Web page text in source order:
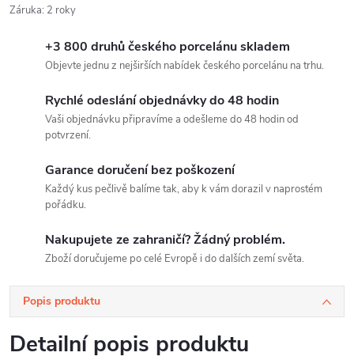
Záruka: 2 roky
+3 800 druhů českého porcelánu skladem
Objevte jednu z nejširších nabídek českého porcelánu na trhu.
Rychlé odeslání objednávky do 48 hodin
Vaši objednávku připravíme a odešleme do 48 hodin od
potvrzení.
Garance doručení bez poškození
Každý kus pečlivě balíme tak, aby k vám dorazil v naprostém
pořádku.
Nakupujete ze zahraničí? Žádný problém.
Zboží doručujeme po celé Evropě i do dalších zemí světa.
Popis produktu
Detailní popis produktu